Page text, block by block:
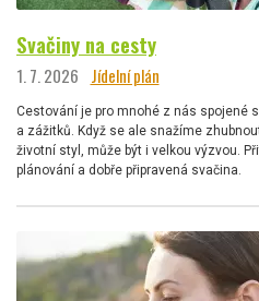
Svačiny na cesty
1. 7. 2026 Jídelní plán
Cestování je pro mnohé z nás spojené
a zážitků. Když se ale snažíme
životní styl, může být i velkou výzvou.
plánování a dobře připravená svačina.